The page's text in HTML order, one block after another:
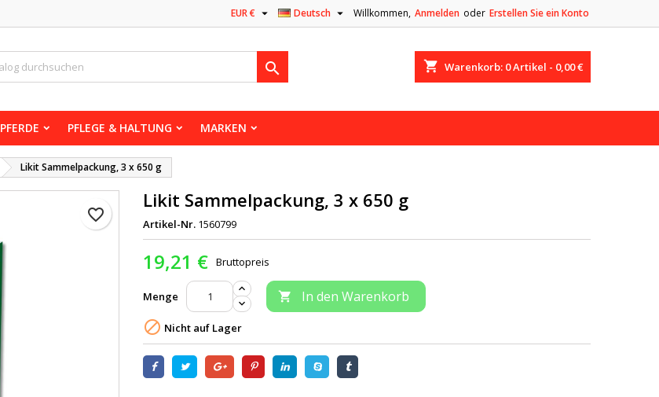
Willkommen, Anmelden oder Erstellen Sie ein Konto
Deutsch 
EUR € 
shopping_cart Warenkorb: 0Artikel - 0,00 €

PFERDE PFLEGE & HALTUNG MARKEN
Likit Sammelpackung, 3 x 650 g
favorite_border
Likit Sammelpackung, 3 x 650 g
Artikel-Nr. 1560799
19,21 € Bruttopreis
Menge  In den Warenkorb
 Nicht auf Lager